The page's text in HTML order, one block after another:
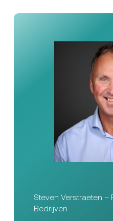
Steven Verstraeten –
Bedrijven